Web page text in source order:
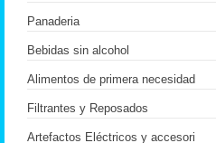
Panaderia
Bebidas sin alcohol
Alimentos de primera necesidad
Filtrantes y Reposados
Artefactos Eléctricos y accesori